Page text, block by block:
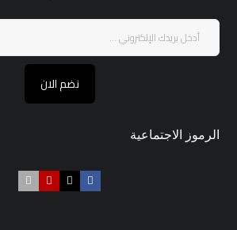
نضم الان
الرموز الاجتماعية